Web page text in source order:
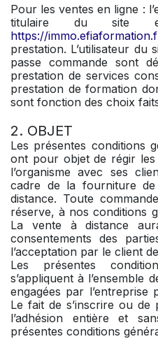
Pour les ventes en ligne :
titulaire du site
https://
prestation. L’utilisateur du
passe commande sont
prestation de services
prestation de formation
sont fonction des choix
2. OBJET
Les présentes conditions
ont pour objet de régir
l’organisme avec ses
cadre de la fourniture
distance. Toute
réserve, à nos conditions
La vente à distance
consentements des
l’acceptation par le client
Les présentes
s’appliquent à l’ensemble
engagées par l’entreprise
Le fait de s’inscrire ou de
l’adhésion entière et
présentes conditions